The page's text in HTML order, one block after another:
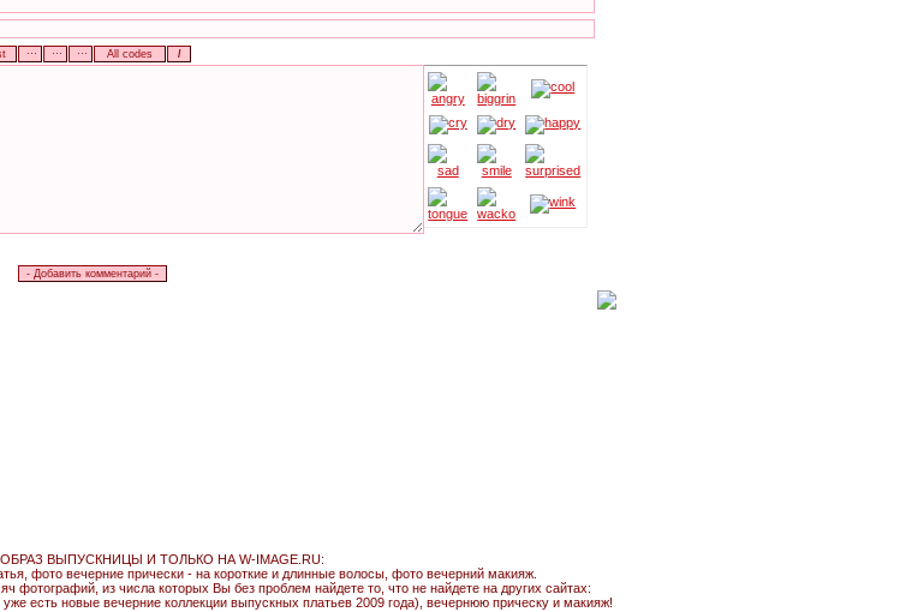
ВЫПУСКНИЦЫ И ТОЛЬКО НА W-IMAGE.RU:
фото вечерние прически - на короткие и длинные волосы, фото вечерний макияж.
фотографий, из числа которых Вы без проблем найдете то, что не найдете на других сайтах:
есть новые вечерние коллекции выпускных платьев 2009 года), вечернюю прическу и макияж!